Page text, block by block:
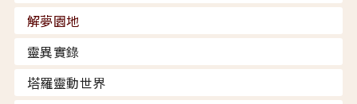
解夢園地
靈異實錄
塔羅靈動世界